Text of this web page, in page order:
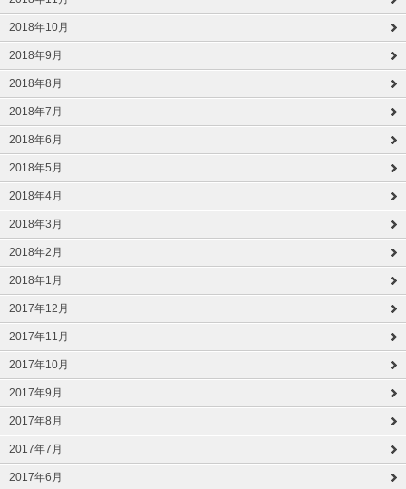
2018年10月
2018年9月
2018年8月
2018年7月
2018年6月
2018年5月
2018年4月
2018年3月
2018年2月
2018年1月
2017年12月
2017年11月
2017年10月
2017年9月
2017年8月
2017年7月
2017年6月